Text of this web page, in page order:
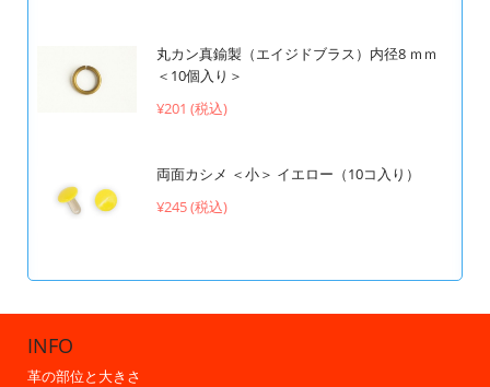
丸カン真鍮製（エイジドブラス）内径8 ｍｍ
＜10個入り＞
¥201 (税込)
両面カシメ ＜小＞ イエロー（10コ入り）
¥245 (税込)
INFO
革の部位と大きさ